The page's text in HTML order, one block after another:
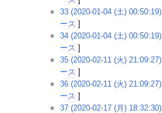
33 (2020-01-04 (土) 00:50:19)
ース ]
34 (2020-01-04 (土) 00:50:19)
ース ]
35 (2020-02-11 (火) 21:09:27)
ース ]
36 (2020-02-11 (火) 21:09:27)
ース ]
37 (2020-02-17 (月) 18:32:30)